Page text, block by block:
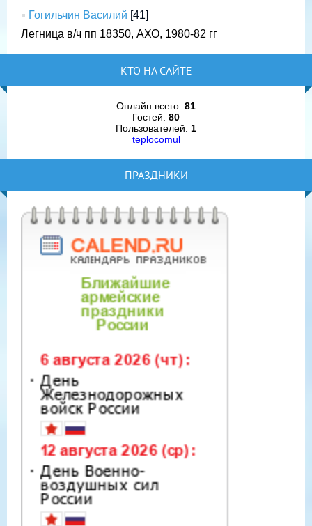
Гогильчин Василий [41]
Легница в/ч пп 18350, АХО, 1980-82 гг
КТО НА САЙТЕ
Онлайн всего: 81
Гостей: 80
Пользователей: 1
teplocomul
ПРАЗДНИКИ